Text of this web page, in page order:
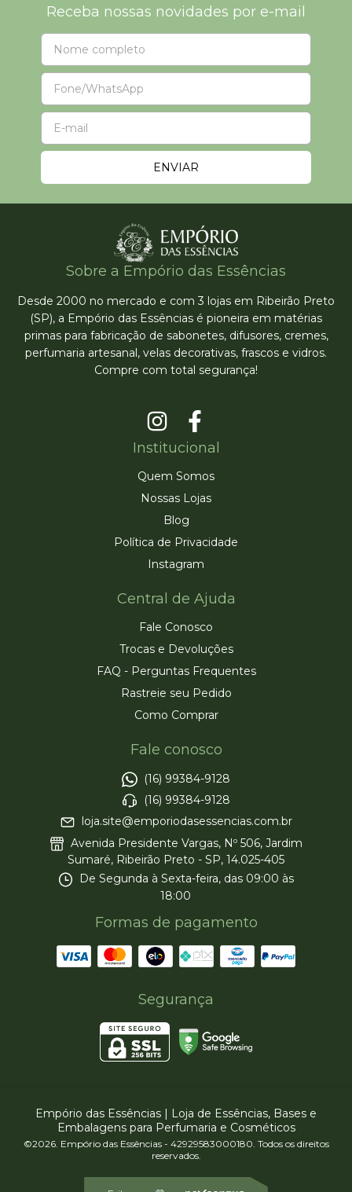
Receba nossas novidades por e-mail
Sobre a Empório das Essências
Desde 2000 no mercado e com 3 lojas em Ribeirão Preto
(SP), a Empório das Essências é pioneira em matérias
primas para fabricação de sabonetes, difusores, cremes,
perfumaria artesanal, velas decorativas, frascos e vidros.
Compre com total segurança!
Institucional
Quem Somos
Nossas Lojas
Blog
Política de Privacidade
Instagram
Central de Ajuda
Fale Conosco
Trocas e Devoluções
FAQ - Perguntas Frequentes
Rastreie seu Pedido
Como Comprar
Fale conosco
(16) 99384-9128
(16) 99384-9128
loja.site@emporiodasessencias.com.br
Avenida Presidente Vargas, Nº 506, Jardim
Sumaré, Ribeirão Preto - SP, 14.025-405
De Segunda à Sexta-feira, das 09:00 às
18:00
Formas de pagamento
Segurança
Empório das Essências | Loja de Essências, Bases e
Embalagens para Perfumaria e Cosméticos
©2026. Empório das Essências - 42929583000180. Todos os direitos
reservados.